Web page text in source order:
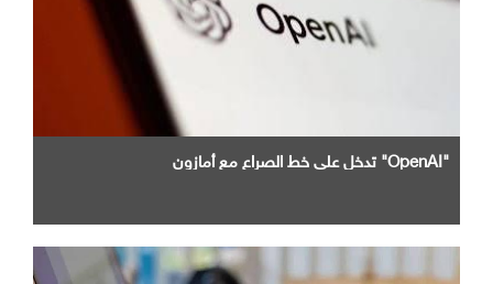
"OpenAI" تدخل علي خط الصراع مع أمازون